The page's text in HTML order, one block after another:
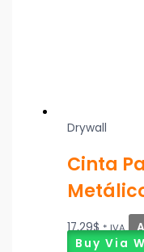
Drywall
Cinta
17,29$ * IVA
Buy Via